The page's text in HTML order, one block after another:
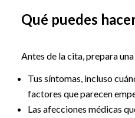
Qué puedes
Antes de la cita, prepara
Tus síntomas, incluso
factores que parecen
Las afecciones médicas